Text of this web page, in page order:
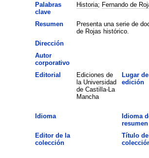
Palabras
clave
Historia; Fernando de
Resumen
Presenta una serie de
de Rojas histórico.
Dirección
Autor
corporativo
Editorial
Ediciones de
la Universidad
de Castilla-La
Mancha
Lugar de
edición
Idioma
Idioma
resumen
Editor de la
colección
Título